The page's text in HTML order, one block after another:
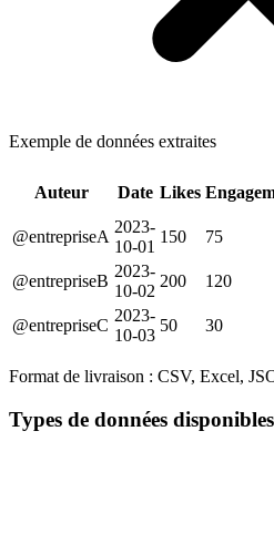
Exemple de données extraites
Auteur Date Likes
@entrepriseA
2023-
10-01
150 75
@entrepriseB
2023-
10-02
200 120
@entrepriseC
2023-
10-03
50 30
Format de livraison : CSV, Excel,
Types de données disponibles